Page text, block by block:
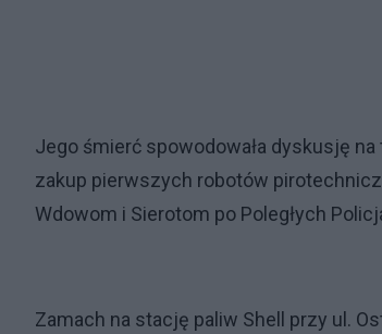
Jego śmierć spowodowała dyskusję
zakup pierwszych robotów
Wdowom i Sierotom po Poległych
Zamach na stację paliw Shell przy ul.